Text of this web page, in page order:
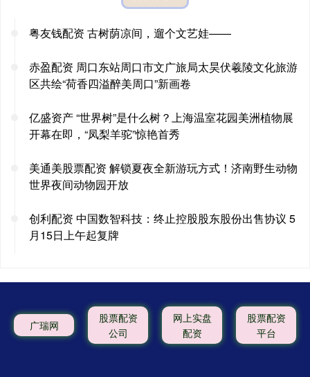
粤友钱配资 古树荫凉间，遛个文艺娃——
赤盈配资 周口东站周口市文广旅局太昊伏羲陵文化旅游
区共绘“荷香四溢醉美周口”新画卷
亿盛资产 “世界树”是什么树？上海温室花园美洲植物展
开幕在即，“凤梨羊驼”惊艳首秀
美通美股票配资 解锁夏夜全新游玩方式！济南野生动物
世界夜间动物园开放
创利配资 中国数智科技：终止控股股东股份出售协议 5
月15日上午起复牌
广瑞网
股票配资
公司
网上实盘
配资
股票配资
平台